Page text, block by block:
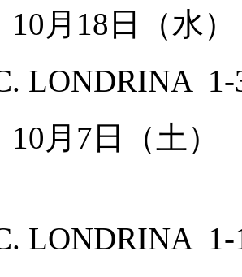
10月18日（
LONDRINA
10月7日（土
LONDRINA